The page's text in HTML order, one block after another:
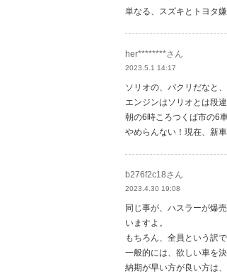
単なる、スズキとトヨタ嫌
her********さん
2023.5.1 14:17
ソリオの、パクリだなと
エンジンはソリオとは段違
朝の6時ころつくば市の6
やめらんない！現在、新
b276f2c18さん
2023.4.30 19:08
同じ事が、ハスラーが爆
いますよ。
もちろん、全員という訳
一般的には、欲しい車を
納期が早い方が良い方は